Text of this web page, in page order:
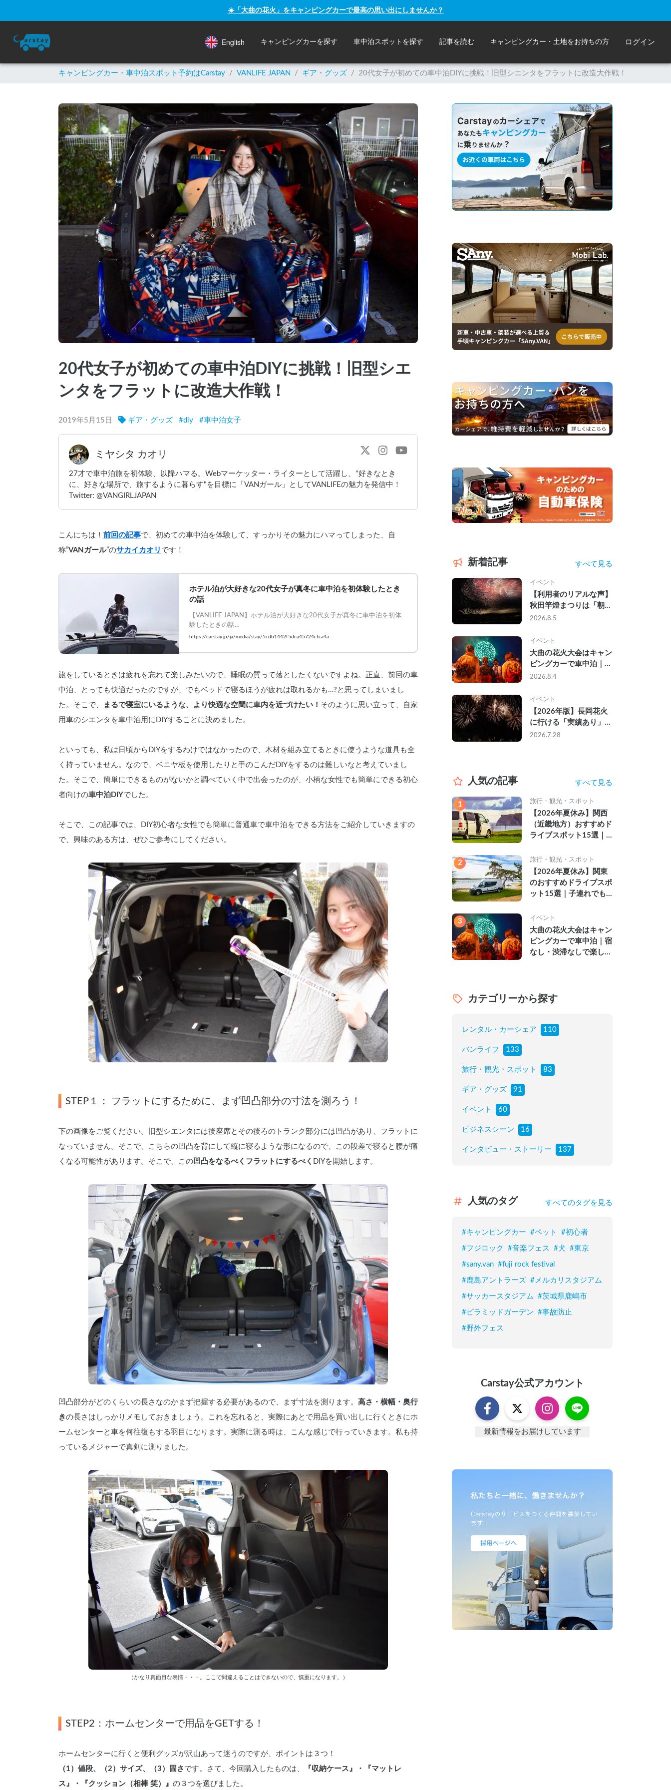
☀️「大曲の花火」をキャンピングカーで最高の思い出にしませんか？
English キャンピングカーを探す 車中泊スポットを探す 記事を読む キャンピングカー・土地をお持ちの方 ログイン
キャンピングカー・車中泊スポット予約はCarstay / VANLIFE JAPAN / ギア・グッズ / 20代女子が初めての車中泊DIYに挑戦！旧型シエンタをフラットに改造大作戦！
20代女子が初めての車中泊DIYに挑戦！旧型シエ
ンタをフラットに改造大作戦！
2019年5月15日 ギア・グッズ #diy #車中泊女子
ミヤシタ カオリ
27才で車中泊旅を初体験、以降ハマる。Webマーケッター・ライターとして活躍し、"好きなとき
に、好きな場所で、旅するように暮らす"を目標に「VANガール」としてVANLIFEの魅力を発信中！
Twitter: @VANGIRLJAPAN
こんにちは！ 前回の記事で、初めての車中泊を体験して、すっかりその魅力にハマってしまった、自
称”VANガール”のサカイカオリ です！
ホテル泊が大好きな20代女子が真冬に車中泊を初体験したとき
の話
【VANLIFE JAPAN】ホテル泊が大好きな20代女子が真冬に車中泊を初体
験したときの話
#Carstay #VANLIFE #車中泊
https://carstay.jp/ja/media/stay/5cdb1442f5dca45724cfca4a
旅をしているときは疲れを忘れて楽しみたいので、睡眠の質って落としたくないですよね。正直、前回の車
中泊、とっても快適だったのですが、でもベッドで寝るほうが疲れは取れるかも…?と思ってしまいまし
た。そこで、
まるで寝室にいるような、より快適な空間に車内を近づけたい！ そのように思い立って、自家
用車のシエンタを車中泊用にDIYすることに決めました。
といっても、私は日頃からDIYをするわけではなかったので、木材を組み立てるときに使うような道具も全
く持っていません。なので、ベニヤ板を使用したりと手のこんだDIYをするのは難しいなと考えていまし
た。そこで、簡単にできるものがないかと調べていく中で出会ったのが、小柄な女性でも簡単にできる初心
者向けの車中泊DIYでした。
そこで、この記事では、DIY初心者な女性でも簡単に普通車で車中泊をできる方法をご紹介していきますの
で、興味のある方は、ぜひご参考にしてください。
STEP１： フラットにするために、まず凹凸部分の寸法を測ろう！
下の画像をご覧ください。旧型シエンタには後座席とその後ろのトランク部分には凹凸があり、フラットに
なっていません。そこで、こちらの凹凸を背にして縦に寝るような形になるので、この段差で寝ると腰が痛
くなる可能性があります。そこで、この 凹凸をなるべくフラットにするべく DIYを開始します。
凹凸部分がどのくらいの長さなのかまず把握する必要があるので、まず寸法を測ります。 高さ・横幅・奥行
きの長さはしっかりメモしておきましょう。これを忘れると、実際にあとで用品を買い出しに行くときにホ
ームセンターと車を何往復もする羽目になります。実際に測る時は、こんな感じで行っていきます。私も持
っているメジャーで真剣に測りました。
（かなり真面目な表情・・・。ここで間違えることはできないので、慎重になります。）
STEP2：ホームセンターで用品をGETする！
ホームセンターに行くと便利グッズが沢山あって迷うのですが、ポイントは３つ！
（1）値段、（2）サイズ、（3）固さ です。さて、今回購入したものは、
『収納ケース』・『マットレ
ス』・『クッション（相棒 笑）』 の３つを選びました。
新着記事 すべて見る
イベント
【利用者のリアルな声】
秋田竿燈まつりは「朝か
ら夜まで」の祭り。キャ
組の記録
2026.8.5
イベント
大曲の花火大会はキャン
ピングカーで車中泊｜宿
なし・渋滞なしで楽しむ
2026.8.4
イベント
【2026年版】長岡花火
に行ける「実績あり」の
キャンピングカー3選｜
2026.7.28
人気の記事 すべて見る
1 旅行・観光・スポット
【2026年夏休み】関西
（近畿地方）おすすめド
ライブスポット15選｜
名所を紹介
2 旅行・観光・スポット
【2026年夏休み】関東
のおすすめドライブスポ
ット15選｜子連れでも
ルメ・温泉を徹底解説
3 イベント
大曲の花火大会はキャン
ピングカーで車中泊｜宿
なし・渋滞なしで楽しむ
カテゴリーから探す
レンタル・カーシェア 110
バンライフ 133
旅行・観光・スポット 83
ギア・グッズ 91
イベント 60
ビジネスシーン 16
インタビュー・ストーリー 137
人気のタグ すべてのタグを見る
#キャンピングカー #ペット #初心者
#フジロック #音楽フェス #犬 #東京
#sany.van #fuji rock festival
#鹿島アントラーズ #メルカリスタジアム
#サッカースタジアム #茨城県鹿嶋市
#ピラミッドガーデン #事故防止
#野外フェス
Carstay公式アカウント
最新情報をお届けしています